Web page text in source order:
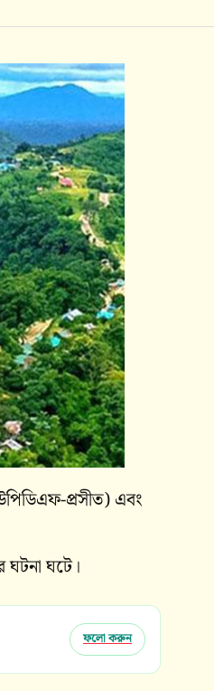
প্রসীত) এবং
ঘটে।
ফলো করুন